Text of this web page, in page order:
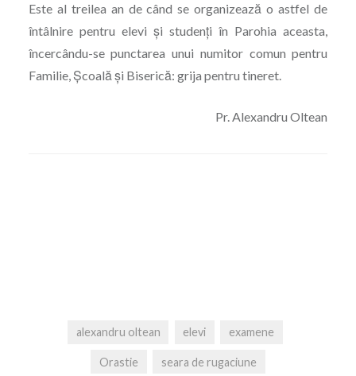
Este al treilea an de când se organizează o astfel de
întâlnire pentru elevi și studenți în Parohia aceasta,
încercându-se punctarea unui numitor comun pentru
Familie, Școală și Biserică: grija pentru tineret.
Pr. Alexandru Oltean
alexandru oltean elevi examene
Orastie seara de rugaciune